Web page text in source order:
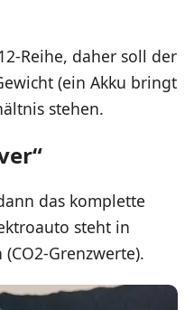
Reihe, daher soll der
(ein Akku bringt
stehen.
das komplette
steht in
Grenzwerte).